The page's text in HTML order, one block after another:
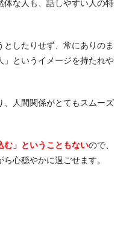
体な人も、話しやすい人の特
したりせず、常にありのま
」というイメージを持たれや
、人間関係がとてもスムーズ
む」ということもないので、
心穏やかに過ごせます。